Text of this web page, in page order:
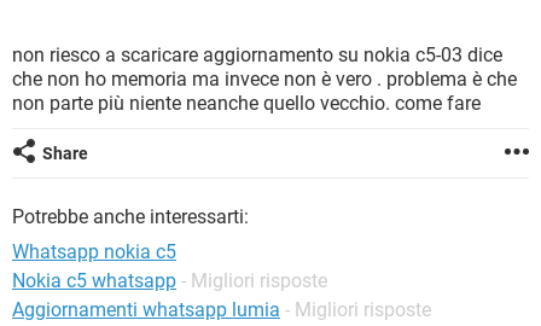
TIKTOK FACEBOOK
HARDWARE
INSTAGRAM WHATSAPP
TIKTOK FACEBOOK
HARDWARE
non riesco a scaricare aggiornamento su nokia c5-03 dice
che non ho memoria ma invece non è vero . problema è che
non parte più niente neanche quello vecchio. come fare
Share
Potrebbe anche interessarti:
Whatsapp nokia c5
Nokia c5 whatsapp - Migliori risposte
Aggiornamenti whatsapp lumia - Migliori risposte